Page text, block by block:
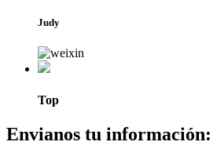
Judy
Top
Envianos tu información: